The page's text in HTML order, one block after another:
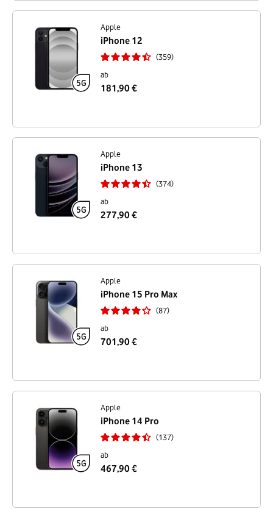
Apple
iPhone 12
359
ab
181,90 €
Apple
iPhone 13
374
ab
277,90 €
Apple
iPhone 15 Pro Max
87
ab
701,90 €
Apple
iPhone 14 Pro
137
ab
467,90 €